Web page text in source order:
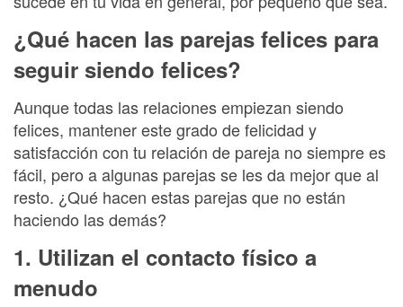
¿Qué hacen las parejas felices para
seguir siendo felices?
Aunque todas las relaciones empiezan siendo
felices, mantener este grado de felicidad y
satisfacción con tu relación de pareja no siempre es
fácil, pero a algunas parejas se les da mejor que al
resto. ¿Qué hacen estas parejas que no están
haciendo las demás?
1. Utilizan el contacto físico a
menudo